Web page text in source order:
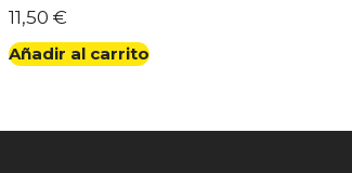
11,50 €
Añadir al carrito